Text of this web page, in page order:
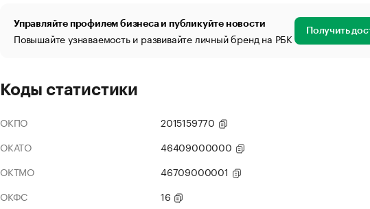
Управляйте профилем бизнеса и публикуйте новости
Повышайте узнаваемость и развивайте личный бренд на РБК Получить
Коды статистики
ОКПО
2015159770
ОКАТО
46409000000
ОКТМО
46709000001
ОКФС
16